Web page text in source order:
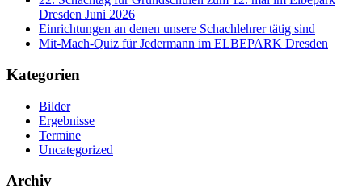
Dresden Juni 2026
Einrichtungen an denen unsere Schachlehrer tätig sind
Mit-Mach-Quiz für Jedermann im ELBEPARK Dresden
Kategorien
Bilder
Ergebnisse
Termine
Uncategorized
Archiv